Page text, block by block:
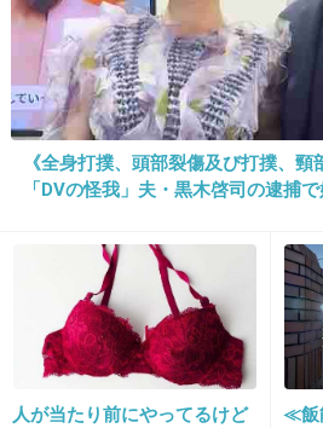
26. 匿名 2013/07/02(火) 04:08:30
2人目の赤ちゃんが来てくれ
2013/07/02(火) 04:17:06
たった一年に一度だけ世界
えない最高の一日を過ごし
え悲しみ苦しみ飢餓から解
《全身打撲、頭部裂傷及び打撲、
「DVの怪我」夫・黒木啓司の逮捕
人が当たり前にやってるけど
≪飯